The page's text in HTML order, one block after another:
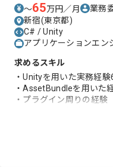
〜65万円／月 業務
新宿(東京都)
C# / Unity
アプリケーションエン
求めるスキル
・Unityを用いた実務経
・AssetBundleを用いた
・プラグイン周りの経験